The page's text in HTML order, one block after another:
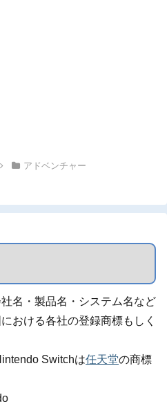
アドベンチャー
名・製品名・システム名など
おける各社の登録商標もしく
Switchは任天堂の商標